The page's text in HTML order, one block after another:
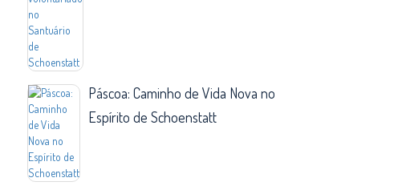
Páscoa: Caminho de Vida Nova no
Espírito de Schoenstatt